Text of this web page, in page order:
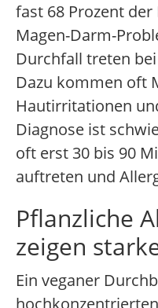
fast 68 Prozent
Magen-Darm-
Durchfall treten
Dazu kommen oft
Hautirritationen
Diagnose ist
oft erst 30 bis 90
auftreten und
Pflanzliche
zeigen
Ein veganer